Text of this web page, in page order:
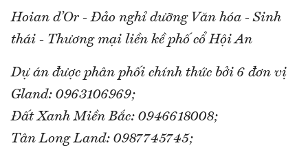
Hoian d’Or - Đảo nghỉ dưỡng Văn hóa - Sinh
thái - Thương mại liền kề phố cổ Hội An
Dự án được phân phối chính thức bởi 6 đơn vị
Gland: 0963106969;
Đất Xanh Miền Bắc: 0946618008;
Tân Long Land: 0987745745;